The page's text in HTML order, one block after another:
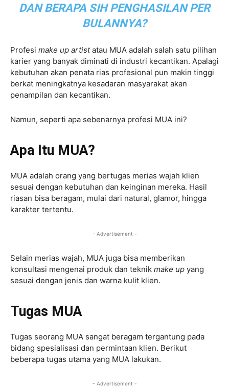
DAN BERAPA SIH PENGHASILAN PER
BULANNYA?
Profesi make up artistatau MUA adalah salah satu pilihan
karier yang banyak diminati di industri kecantikan. Apalagi
kebutuhan akan penata rias profesional pun makin tinggi
berkat meningkatnya kesadaran masyarakat akan
penampilan dan kecantikan.
Namun, seperti apa sebenarnya profesi MUA ini?
Apa Itu MUA?
MUA adalah orang yang bertugas merias wajah klien
sesuai dengan kebutuhan dan keinginan mereka. Hasil
riasan bisa beragam, mulai dari natural, glamor, hingga
karakter tertentu.
- Advertisement -
Selain merias wajah, MUA juga bisa memberikan
konsultasi mengenai produk dan teknik make up yang
sesuai dengan jenis dan warna kulit klien.
Tugas MUA
Tugas seorang MUA sangat beragam tergantung pada
bidang spesialisasi dan permintaan klien. Berikut
beberapa tugas utama yang MUA lakukan.
- Advertisement -